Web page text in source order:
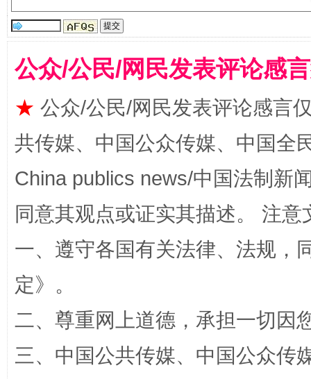
揭批美国五大"原罪" "炒
公众/公民/网民发表评论感
★ 公众/公民/网民发表评论感言
共传媒、中国公众传媒、中国全
China publics news/中国法制新
同意其观点或证实其描述。 注
一、遵守各国有关法律、法规，
定》。
二、尊重网上道德，承担一切因
三、中国公共传媒、中国公众传